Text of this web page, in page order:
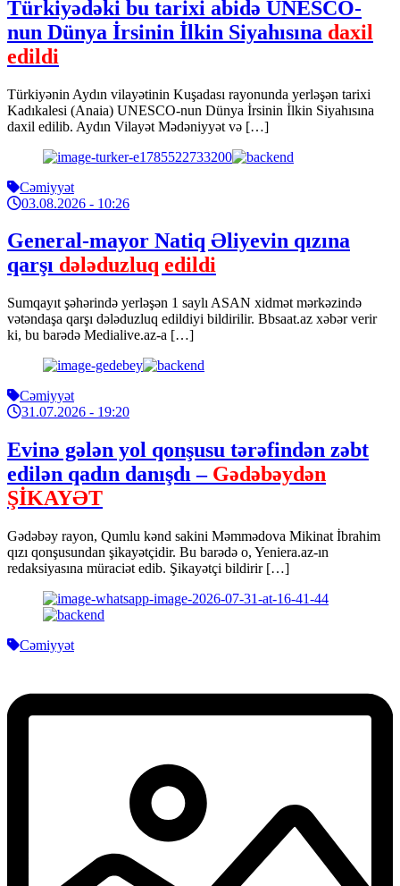
Türkiyədəki bu tarixi abidə UNESCO-
nun Dünya İrsinin İlkin Siyahısına daxil
edildi
Türkiyənin Aydın vilayətinin Kuşadası rayonunda yerləşən tarixi
Kadıkalesi (Anaia) UNESCO-nun Dünya İrsinin İlkin Siyahısına
daxil edilib. Aydın Vilayət Mədəniyyət və […]
Cəmiyyət
03.08.2026 - 10:26
General-mayor Natiq Əliyevin qızına
qarşı dələduzluq edildi
Sumqayıt şəhərində yerləşən 1 saylı ASAN xidmət mərkəzində
vətəndaşa qarşı dələduzluq edildiyi bildirilir. Bbsaat.az xəbər verir
ki, bu barədə Medialive.az-a […]
Cəmiyyət
31.07.2026 - 19:20
Evinə gələn yol qonşusu tərəfindən zəbt
edilən qadın danışdı – Gədəbəydən
ŞİKAYƏT
Gədəbəy rayon, Qumlu kənd sakini Məmmədova Mikinat İbrahim
qızı qonşusundan şikayətçidir. Bu barədə o, Yeniera.az-ın
redaksiyasına müraciət edib. Şikayətçi bildirir […]
Cəmiyyət